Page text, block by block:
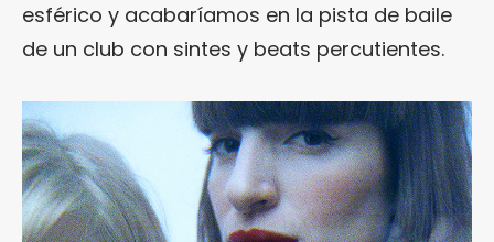
esférico y acabaríamos en la pista de baile
de un club con sintes y beats percutientes.